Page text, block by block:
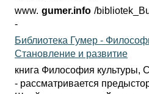
www. gumer.info /
-
Библиотека Гумер -
Становление и развитие
книга Философия культуры,
- рассматривается